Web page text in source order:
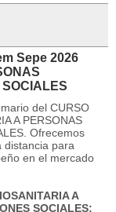
Sepe 2026
del CURSO
A PERSONAS
Ofrecemos
distancia para
en el mercado
A
SOCIALES: